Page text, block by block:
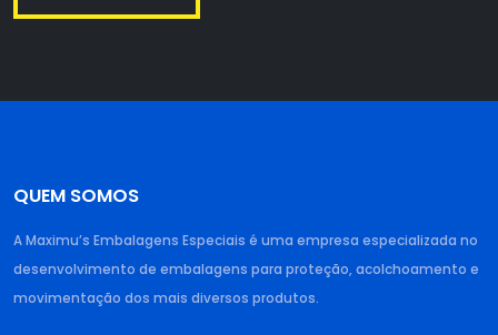
QUEM SOMOS
A Maximu’s Embalagens Especiais é uma empresa especializada no
desenvolvimento de embalagens para proteção, acolchoamento e
movimentação dos mais diversos produtos.